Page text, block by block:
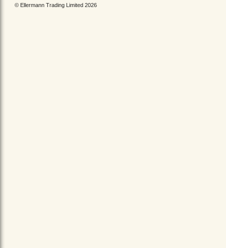
© Ellermann Trading Limited 2026